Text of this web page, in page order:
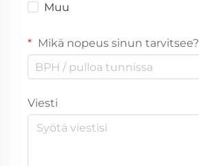
Muu
Mikä nopeus sinun tarvitsee?
Viesti